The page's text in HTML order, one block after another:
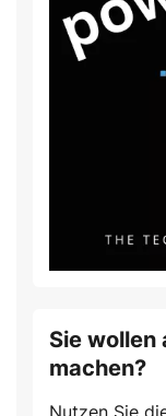
Sie wollen
machen?
Nutzen Sie